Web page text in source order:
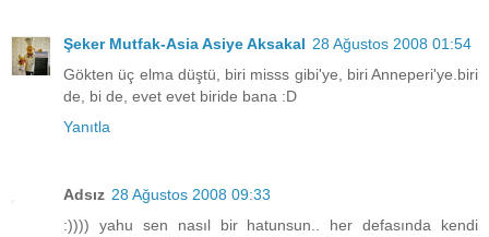
Şeker Mutfak-Asia Asiye Aksakal 28 Ağustos 2008 01:54
Gökten üç elma düştü, biri misss gibi'ye, biri Anneperi'ye.biri
de, bi de, evet evet biride bana :D
Yanıtla
Adsız 28 Ağustos 2008 09:33
:)))) yahu sen nasıl bir hatunsun.. her defasında kendi